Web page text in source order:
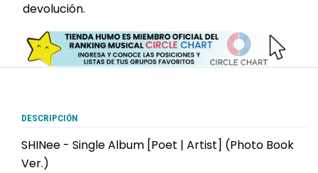
devolución.
DESCRIPCIÓN
SHINee - Single Album [Poet | Artist] (Photo Book
Ver.)